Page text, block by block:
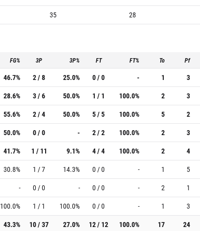
35 28
FG% 3P 3P% FT FT% To Pf
46.7% 2 / 8 25.0% 0 / 0 - 1 3
28.6% 3 / 6 50.0% 1 / 1 100.0% 2 3
55.6% 2 / 4 50.0% 5 / 5 100.0% 5 2
50.0% 0 / 0 - 2 / 2 100.0% 2 3
41.7% 1 / 11 9.1% 4 / 4 100.0% 2 4
30.8% 1 / 7 14.3% 0 / 0 - 1 5
- 0 / 0 - 0 / 0 - 2 1
100.0% 1 / 1 100.0% 0 / 0 - 1 3
43.3% 10 / 37 27.0% 12 / 12 100.0% 17 24